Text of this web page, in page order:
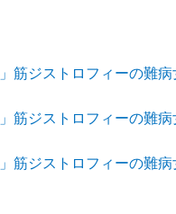
筋ジストロフィーの難
筋ジストロフィーの難
筋ジストロフィーの難